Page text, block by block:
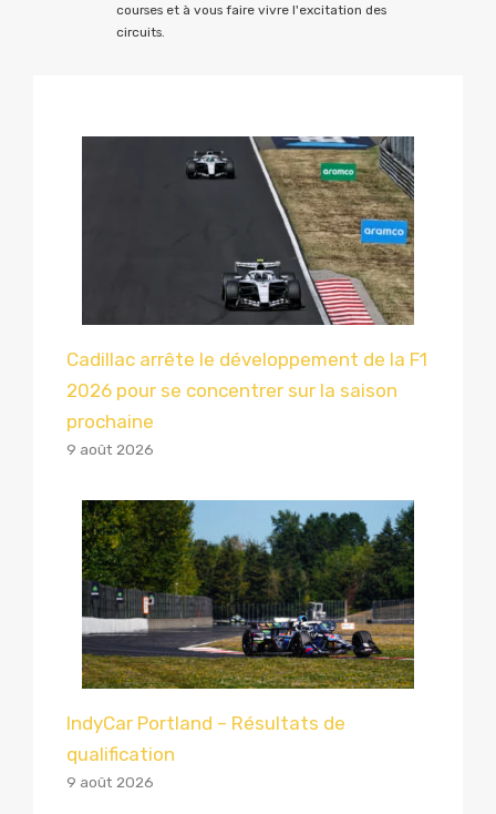
courses et à vous faire vivre l'excitation des
circuits.
Cadillac arrête le développement de la F1
2026 pour se concentrer sur la saison
prochaine
9 août 2026
IndyCar Portland – Résultats de
qualification
9 août 2026